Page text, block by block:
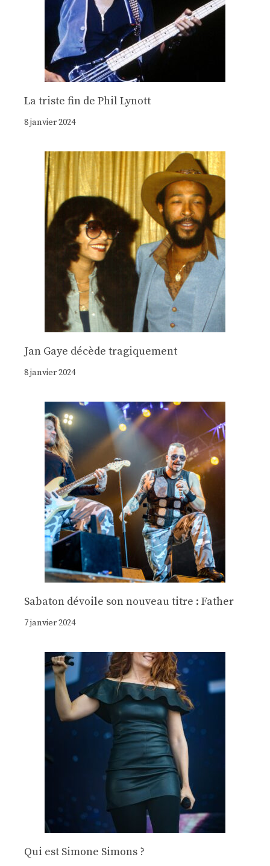
La triste fin de Phil Lynott
8 janvier 2024
Jan Gaye décède tragiquement
8 janvier 2024
Sabaton dévoile son nouveau titre : Father
7 janvier 2024
Qui est Simone Simons ?